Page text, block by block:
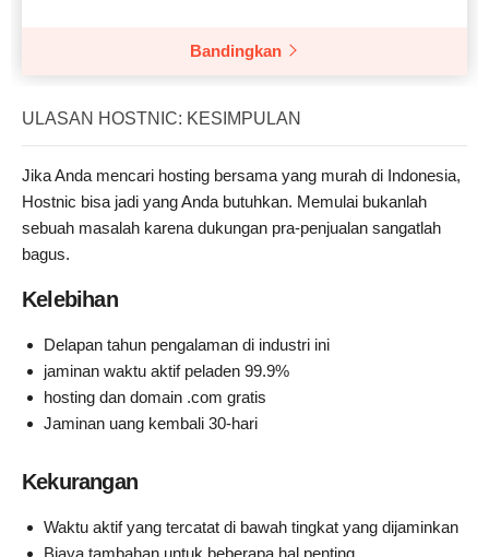
Bandingkan
ULASAN HOSTNIC: KESIMPULAN
Jika Anda mencari hosting bersama yang murah di Indonesia,
Hostnic bisa jadi yang Anda butuhkan. Memulai bukanlah
sebuah masalah karena dukungan pra-penjualan sangatlah
bagus.
Kelebihan
Delapan tahun pengalaman di industri ini
jaminan waktu aktif peladen 99.9%
hosting dan domain .com gratis
Jaminan uang kembali 30-hari
Kekurangan
Waktu aktif yang tercatat di bawah tingkat yang dijaminkan